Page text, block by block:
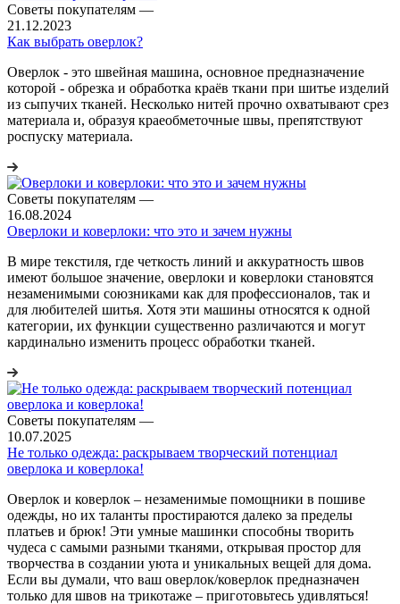
Советы покупателям —
21.12.2023
Как выбрать оверлок?
Оверлок - это швейная машина, основное предназначение
которой - обрезка и обработка краёв ткани при шитье изделий
из сыпучих тканей. Несколько нитей прочно охватывают срез
материала и, образуя краеобметочные швы, препятствуют
роспуску материала.
Советы покупателям —
16.08.2024
Оверлоки и коверлоки: что это и зачем нужны
В мире текстиля, где четкость линий и аккуратность швов
имеют большое значение, оверлоки и коверлоки становятся
незаменимыми союзниками как для профессионалов, так и
для любителей шитья. Хотя эти машины относятся к одной
категории, их функции существенно различаются и могут
кардинально изменить процесс обработки тканей.
Советы покупателям —
10.07.2025
Не только одежда: раскрываем творческий потенциал
оверлока и коверлока!
Оверлок и коверлок – незаменимые помощники в пошиве
одежды, но их таланты простираются далеко за пределы
платьев и брюк! Эти умные машинки способны творить
чудеса с самыми разными тканями, открывая простор для
творчества в создании уюта и уникальных вещей для дома.
Если вы думали, что ваш оверлок/коверлок предназначен
только для швов на трикотаже – приготовьтесь удивляться!